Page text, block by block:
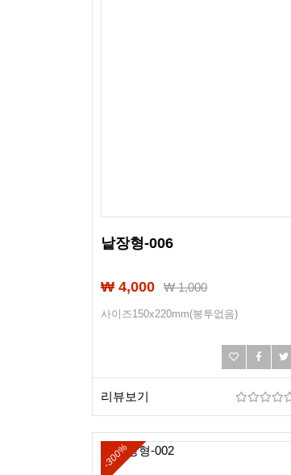
낱장형-006
₩ 4,000 ₩1,000
사이즈150x220mm(봉투없음)
리뷰보기
-300%